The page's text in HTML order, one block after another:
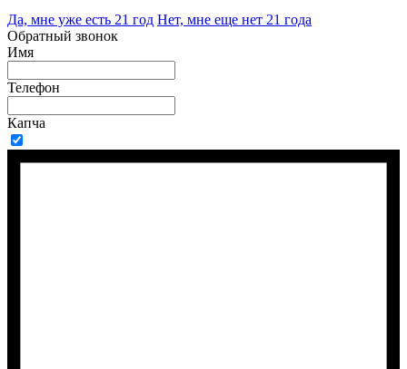
Да, мне уже есть 21 год Нет, мне еще нет 21 года
Обратный звонок
Имя
Телефон
Капча